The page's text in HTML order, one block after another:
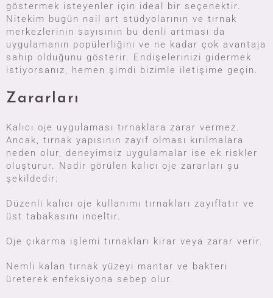
göstermek isteyenler için ideal bir seçenektir.
Nitekim bugün nail art stüdyolarının ve tırnak
merkezlerinin sayısının bu denli artması da
uygulamanın popülerliğini ve ne kadar çok avantaja
sahip olduğunu gösterir. Endişelerinizi gidermek
istiyorsanız, hemen şimdi bizimle iletişime geçin.
Zararları
Kalıcı oje uygulaması tırnaklara zarar vermez.
Ancak, tırnak yapısının zayıf olması kırılmalara
neden olur, deneyimsiz uygulamalar ise ek riskler
oluşturur. Nadir görülen kalıcı oje zararları şu
şekildedir:
Düzenli kalıcı oje kullanımı tırnakları zayıflatır ve
üst tabakasını inceltir.
Oje çıkarma işlemi tırnakları kırar veya zarar verir.
Nemli kalan tırnak yüzeyi mantar ve bakteri
üreterek enfeksiyona sebep olur.